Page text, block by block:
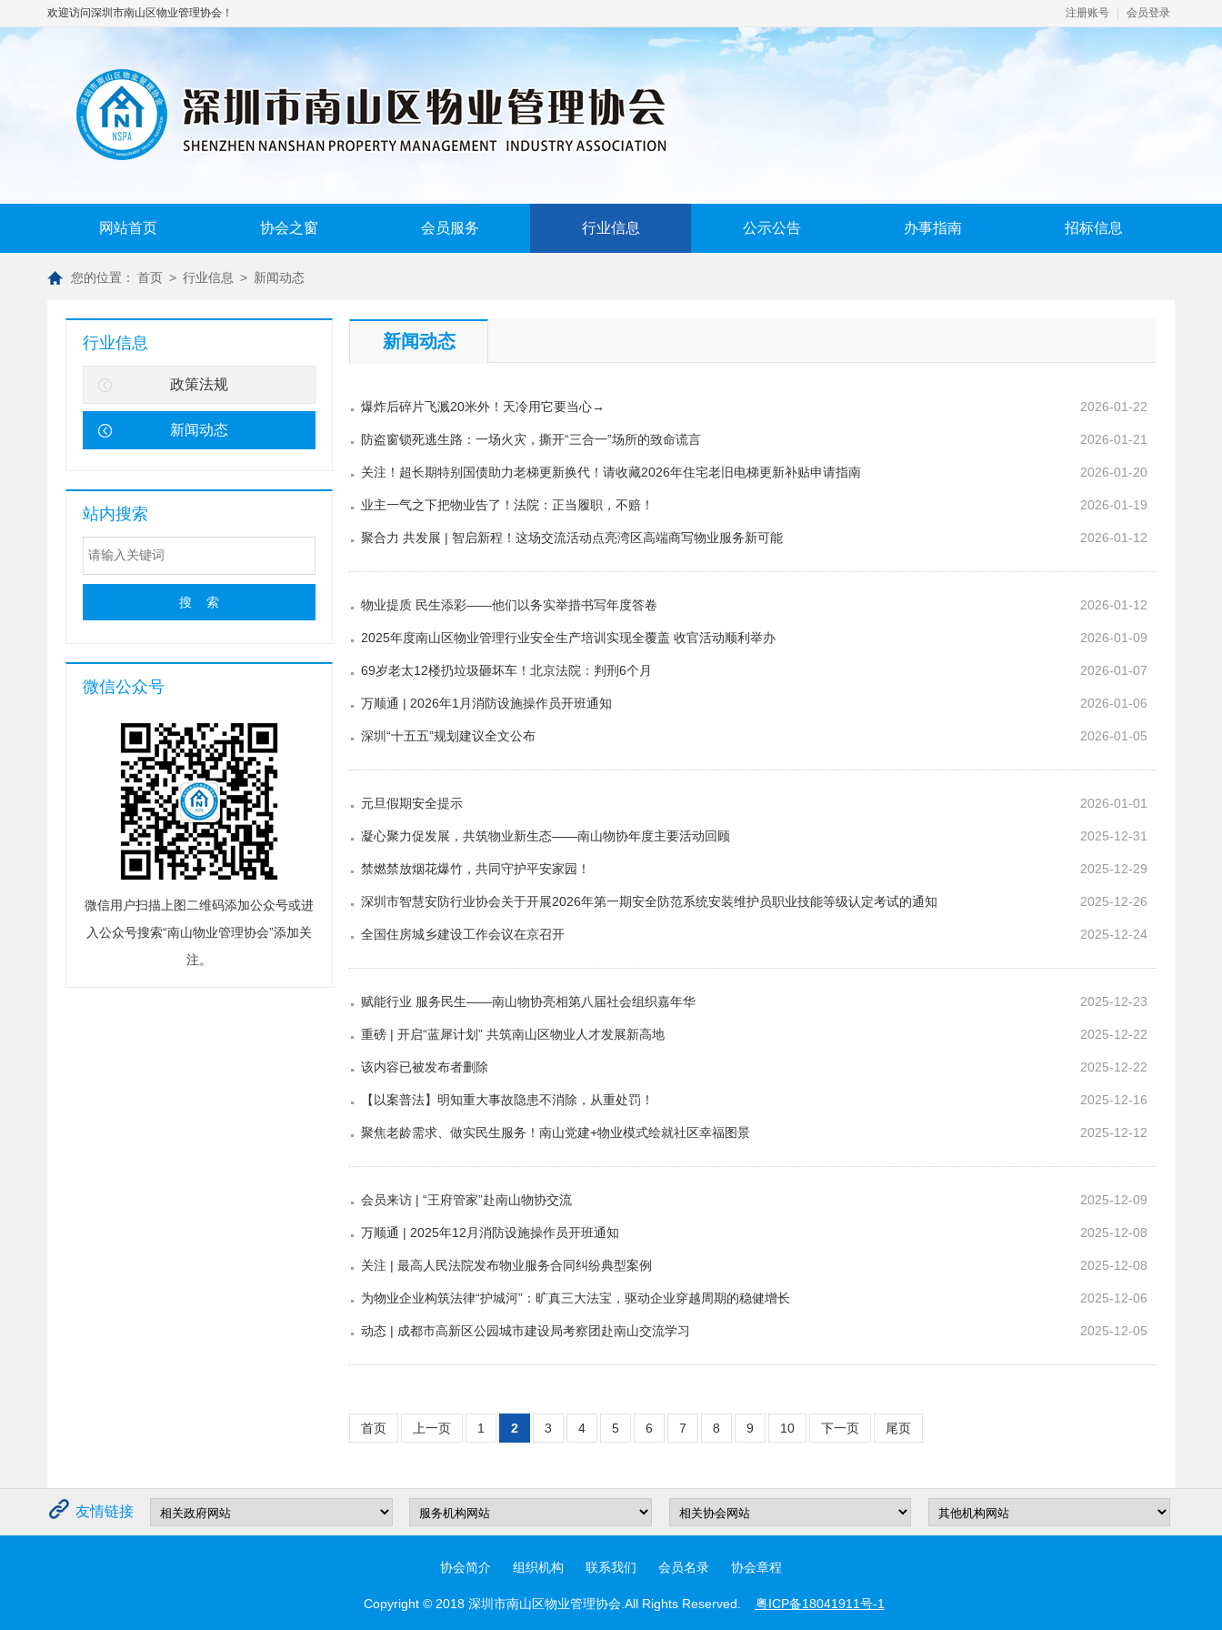
欢迎访问深圳市南山区物业管理协会！ 注册账号 会员登录
网站首页 协会之窗 会员服务 行业信息 公示公告 办事指南 招标信息
您的位置： 首页 > 行业信息 > 新闻动态
行业信息
政策法规
新闻动态
站内搜索
微信公众号
微信用户扫描上图二维码添加公众号或进
入公众号搜索“南山物业管理协会”添加关
注。
新闻动态
2026-01-22
爆炸后碎片飞溅20米外！天冷用它要当心→
2026-01-21
防盗窗锁死逃生路：一场火灾，撕开“三合一”场所的致命谎言
2026-01-20
关注！超长期特别国债助力老梯更新换代！请收藏2026年住宅老旧电梯更新补贴申请指南
2026-01-19
业主一气之下把物业告了！法院：正当履职，不赔！
2026-01-12
聚合力 共发展 | 智启新程！这场交流活动点亮湾区高端商写物业服务新可能
2026-01-12
物业提质 民生添彩——他们以务实举措书写年度答卷
2026-01-09
2025年度南山区物业管理行业安全生产培训实现全覆盖 收官活动顺利举办
2026-01-07
69岁老太12楼扔垃圾砸坏车！北京法院：判刑6个月
2026-01-06
万顺通 | 2026年1月消防设施操作员开班通知
2026-01-05
深圳“十五五”规划建议全文公布
2026-01-01
元旦假期安全提示
2025-12-31
凝心聚力促发展，共筑物业新生态——南山物协年度主要活动回顾
2025-12-29
禁燃禁放烟花爆竹，共同守护平安家园！
2025-12-26
深圳市智慧安防行业协会关于开展2026年第一期安全防范系统安装维护员职业技能等级认定考试的通知
2025-12-24
全国住房城乡建设工作会议在京召开
2025-12-23
赋能行业 服务民生——南山物协亮相第八届社会组织嘉年华
2025-12-22
重磅 | 开启“蓝犀计划” 共筑南山区物业人才发展新高地
2025-12-22
该内容已被发布者删除
2025-12-16
【以案普法】明知重大事故隐患不消除，从重处罚！
2025-12-12
聚焦老龄需求、做实民生服务！南山党建+物业模式绘就社区幸福图景
2025-12-09
会员来访 | “王府管家”赴南山物协交流
2025-12-08
万顺通 | 2025年12月消防设施操作员开班通知
2025-12-08
关注 | 最高人民法院发布物业服务合同纠纷典型案例
2025-12-06
为物业企业构筑法律“护城河”：旷真三大法宝，驱动企业穿越周期的稳健增长
2025-12-05
动态 | 成都市高新区公园城市建设局考察团赴南山交流学习
首页 上一页 1 2 3 4 5 6 7 8 9 10 下一页 尾页
友情链接
协会简介 组织机构 联系我们 会员名录 协会章程
Copyright © 2018 深圳市南山区物业管理协会.All Rights Reserved. 粤ICP备18041911号-1